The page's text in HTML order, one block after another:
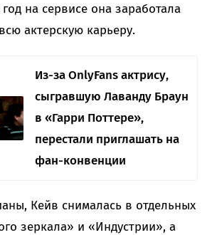
на сервисе она заработала
актерскую карьеру.
Из-за OnlyFans актрису,
сыгравшую Лаванду Браун
в «Гарри Поттере»,
перестали приглашать на
фан-конвенции
Кейв снималась в отдельных
зеркала» и «Индустрии», а